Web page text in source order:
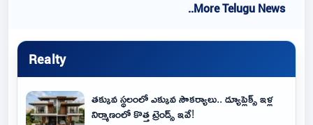
..More Telugu News
Realty
తక్కువ స్థలంలో ఎక్కువ సౌకర్యాలు.. డ్యూప్లెక్స్ ఇళ్ల
నిర్మాణంలో కొత్త ట్రెండ్స్ ఇవే!